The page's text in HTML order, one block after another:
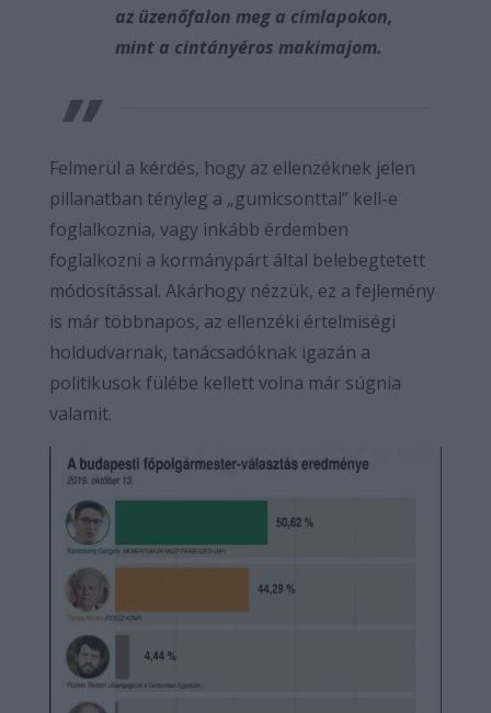
az üzenőfalon meg a címlapokon,
mint a cintányéros makimajom.
Felmerül a kérdés, hogy az ellenzéknek jelen
pillanatban tényleg a „gumicsonttal” kell-e
foglalkoznia, vagy inkább érdemben
foglalkozni a kormánypárt által belebegtetett
módosítással. Akárhogy nézzük, ez a fejlemény
is már többnapos, az ellenzéki értelmiségi
holdudvarnak, tanácsadóknak igazán a
politikusok fülébe kellett volna már súgnia
valamit.